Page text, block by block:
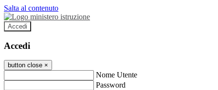
Salta al contenuto
Accedi
Accedi
button close ×
Nome Utente
Password